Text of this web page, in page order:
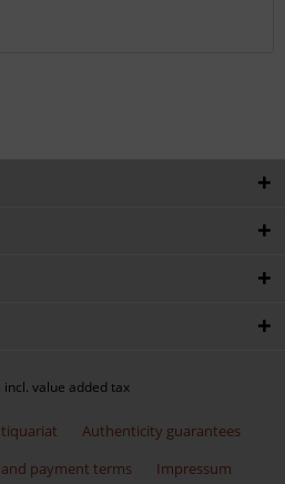
value added tax
Authenticity guarantees
payment terms Impressum